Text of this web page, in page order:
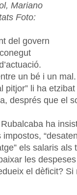
Mariano
Foto:
del govern
un bé i un
pitjor” li ha
després que el
ha
els salaris
les
el dèficit?